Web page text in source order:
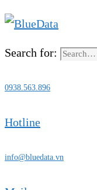
Search for:
0938.563.896
Hotline
info@bluedata.vn